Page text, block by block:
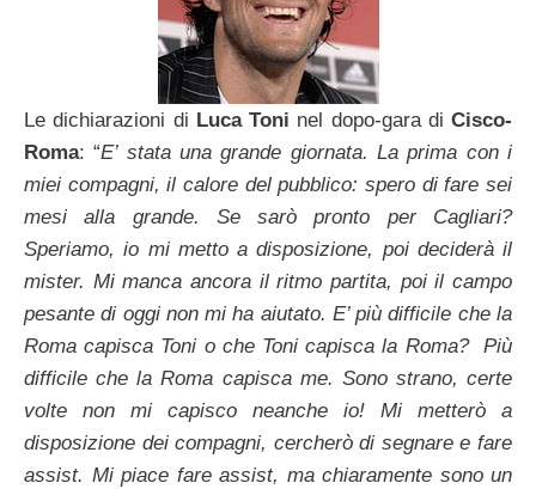
Le dichiarazioni di Luca Toni nel dopo-gara di Cisco-
Roma: “E’ stata una grande giornata. La prima con i
miei compagni, il calore del pubblico: spero di fare sei
mesi alla grande. Se sarò pronto per Cagliari?
Speriamo, io mi metto a disposizione, poi deciderà il
mister. Mi manca ancora il ritmo partita, poi il campo
pesante di oggi non mi ha aiutato. E’ più difficile che la
Roma capisca Toni o che Toni capisca la Roma? Più
difficile che la Roma capisca me. Sono strano, certe
volte non mi capisco neanche io! Mi metterò a
disposizione dei compagni, cercherò di segnare e fare
assist. Mi piace fare assist, ma chiaramente sono un